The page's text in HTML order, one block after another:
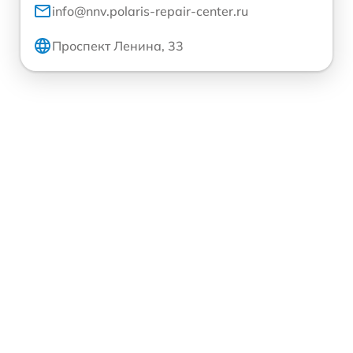
info@nnv.polaris-repair-center.ru
Проспект Ленина, 33